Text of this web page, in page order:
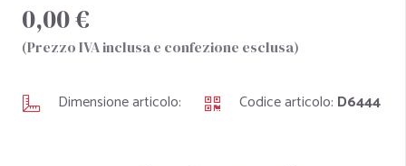
0,00 €
(Prezzo IVA inclusa e confezione esclusa)
Dimensione articolo: Codice articolo: D6444